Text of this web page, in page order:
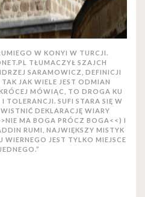
W KONYI W TURCJI.
TŁUMACZYŁ SZAJCH
SARAMOWICZ, DEFINICJI
JAK WIELE JEST ODMIAN
MÓWIĄC, TO DROGA KU
TOLERANCJI. SUFI STARA SIĘ W
DEKLARACJĘ WIARY
MA BOGA PRÓCZ BOGA<<) I
RUMI, NAJWIĘKSZY MISTYK
WIERNEGO JEST TYLKO MIEJSCE